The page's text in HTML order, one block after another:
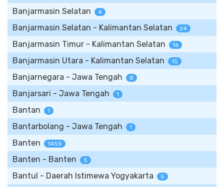
Banjarmasin Selatan 4
Banjarmasin Selatan - Kalimantan Selatan 24
Banjarmasin Timur - Kalimantan Selatan 16
Banjarmasin Utara - Kalimantan Selatan 15
Banjarnegara - Jawa Tengah 8
Banjarsari - Jawa Tengah 1
Bantan 1
Bantarbolang - Jawa Tengah 1
Banten 1455
Banten - Banten 5
Bantul - Daerah Istimewa Yogyakarta 5